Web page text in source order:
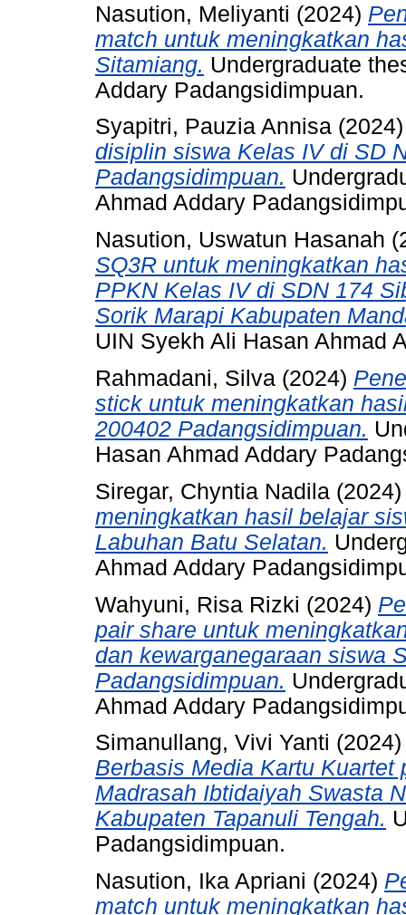
Nasution, Meliyanti (2024)
match untuk meningkatkan
Sitamiang. Undergraduate
Addary Padangsidimpuan.
Syapitri, Pauzia Annisa
disiplin siswa Kelas IV di SD
Padangsidimpuan.
Ahmad Addary
Nasution, Uswatun Hasanah
SQ3R untuk meningkatkan
PPKN Kelas IV di SDN 174
Sorik Marapi Kabupaten
UIN Syekh Ali Hasan Ahmad
Rahmadani, Silva (2024)
stick untuk meningkatkan
200402 Padangsidimpuan.
Hasan Ahmad Addary
Siregar, Chyntia Nadila
meningkatkan hasil belajar
Labuhan Batu Selatan.
Ahmad Addary
Wahyuni, Risa Rizki (2024)
pair share untuk
dan kewarganegaraan siswa
Padangsidimpuan.
Ahmad Addary
Simanullang, Vivi Yanti
Berbasis Media Kartu
Madrasah Ibtidaiyah Swasta
Kabupaten Tapanuli Tengah.
Padangsidimpuan.
Nasution, Ika Apriani (2024)
match untuk meningkatkan